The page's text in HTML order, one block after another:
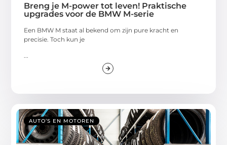
Breng je M-power tot leven! Praktische
upgrades voor de BMW M-serie
Een BMW M staat al bekend om zijn pure kracht en
precisie. Toch kun je
...
AUTO’S EN MOTOREN